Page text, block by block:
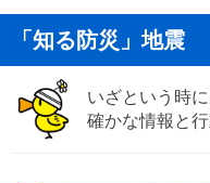
「知る防災」地震
いざという時
確かな情報と